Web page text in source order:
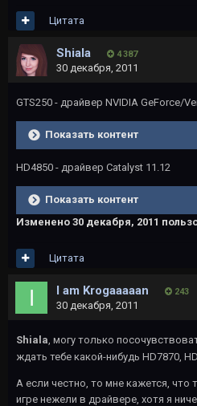
Цитата
Shiala 4 387
30 декабря, 2011
GTS250 - драйвер NVIDIA GeForce/
Показать контент
HD4850 - драйвер Catalyst 11.12
Показать контент
Изменено 30 декабря, 2011
Цитата
I am Krogaaaaan 243
30 декабря, 2011
Shiala, могу только
ждать тебе какой-нибудь HD7870,
А если честно, то мне кажется,
игре нежели в драйвере, хотя я